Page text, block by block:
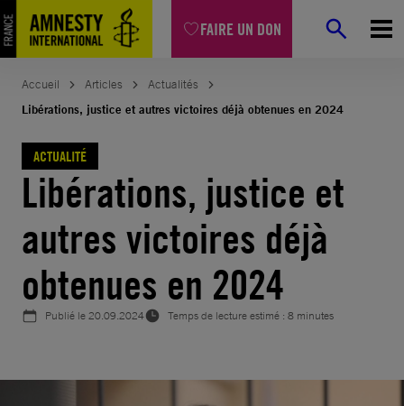
FAIRE UN DON
Aller
au
contenu
Accueil Articles
Actualités
Libérations, justice et autres victoires déjà obtenues en 2024
ACTUALITÉ
Libérations, justice et
autres victoires déjà
obtenues en 2024
Publié le20.09.2024 Temps de lecture estimé : 8 minutes